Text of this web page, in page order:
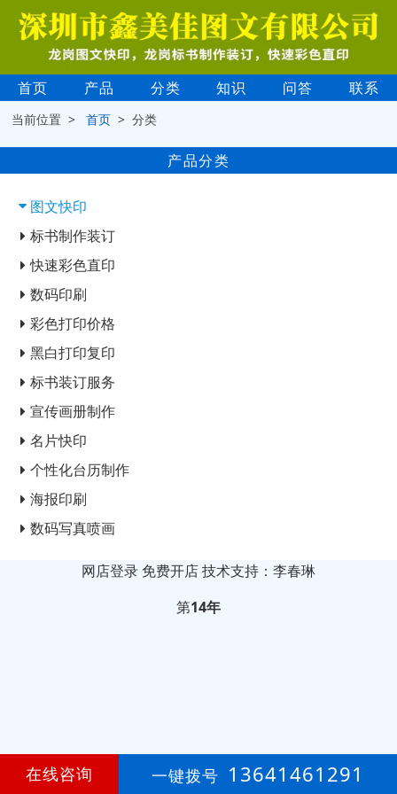
首页 产品 分类 知识 问答 联系
当前位置 >首页 > 分类
产品分类
图文快印
标书制作装订
快速彩色直印
数码印刷
彩色打印价格
黑白打印复印
标书装订服务
宣传画册制作
名片快印
个性化台历制作
海报印刷
数码写真喷画
网店登录 免费开店技术支持：李春琳
第14年
在线咨询 一键拨号 13641461291